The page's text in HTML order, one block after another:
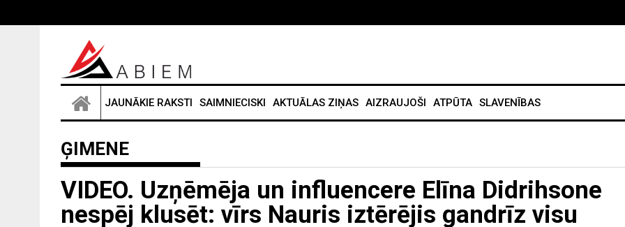
JAUNĀKIE RAKSTI SAIMNIECISKI AKTUĀLAS ZIŅAS AIZRAUJOŠI ATPŪTA SLAVENĪBAS
ĢIMENE
VIDEO. Uzņēmēja un influencere Elīna Didrihsone
nespēj klusēt: vīrs Nauris iztērējis gandrīz visu